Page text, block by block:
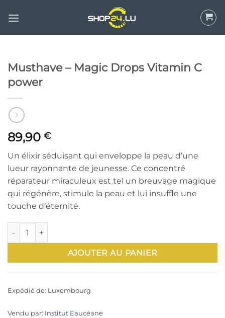
au
Musthave – Magic Drops Vitamin C
power
89,90 €
Un élixir séduisant qui enveloppe la peau d’une
lueur rayonnante de jeunesse. Ce concentré
réparateur miraculeux est tel un breuvage magique
qui régénère, stimule la peau et lui insuffle une
touche d’éternité.
quantité de Musthave - Magic Drops Vitamin C power
AJOUTER AU PANIER
Expédié de: Luxembourg
Vendu par: Institut Eaucéane